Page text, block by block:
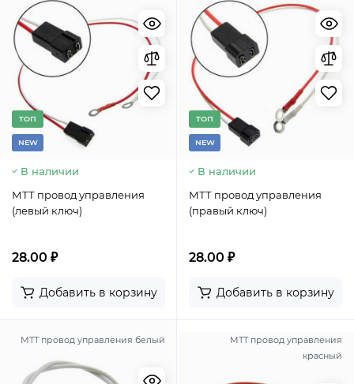
TОП
NEW
В наличии
МТТ провод управления
(левый ключ)
28.00 ₽
Добавить в корзину
TОП
NEW
В наличии
МТТ провод управления
(правый ключ)
28.00 ₽
Добавить в корзину
МТТ провод управления белый
МТТ провод управления
красный